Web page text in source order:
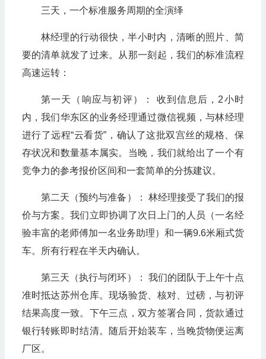
三天，一个标准服务周期的全演绎
林经理的行动很快，半小时内，清晰的照片、简
要的清单就发了过来。从那一刻起，我们的标准流程
高速运转：
第一天（响应与初评）： 收到信息后，2小时
内，我们华东区的业务经理通过微信视频，与林经理
进行了远程“云看货”，确认了这批双宫丝的规格、保
存状况和数量基本属实。当晚，我们就给出了一个有
竞争力的参考报价区间和一套简单的分拣建议。
第二天（预约与准备）： 林经理接受了我们的报
价与方案。我们立即协调了次日上门的人员（一名经
验丰富的老师傅加一名业务助理）和一辆9.6米厢式货
车。所有行程在半天内确认。
第三天（执行与闭环）： 我们的团队于上午十点
准时抵达苏州仓库。现场验货、核对、过磅，与初评
结果高度一致。下午三点，双方签署合同，货款通过
银行转账即时结清。随后开始装车，当晚货物便运离
厂区。